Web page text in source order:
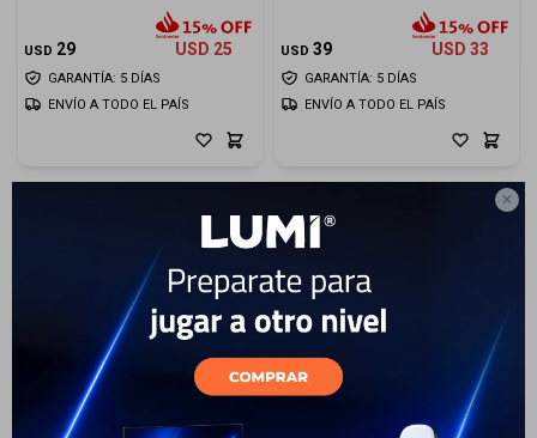

USD 29 USD 25
GARANTÍA: 5 DÍAS
ENVÍO A TODO EL PAÍS
USD 39 USD 33
GARANTÍA: 5 DÍAS
ENVÍO A TODO EL PAÍS